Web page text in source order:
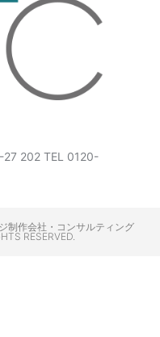
202 TEL 0120-
制作会社・コンサルティング
RESERVED.